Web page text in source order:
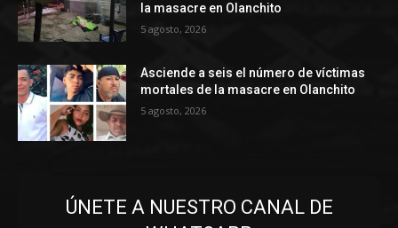
la masacre en Olanchito
5 agosto, 2026
Asciende a seis el número de víctimas
mortales de la masacre en Olanchito
5 agosto, 2026
ÚNETE A NUESTRO CANAL DE